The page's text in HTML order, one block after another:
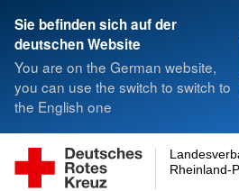
Sie befinden sich auf der
deutschen Website
You are on the German website,
you can use the switch to switch to
the English one
Rheinland-